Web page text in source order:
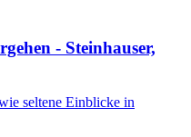
- Steinhauser,
seltene Einblicke in